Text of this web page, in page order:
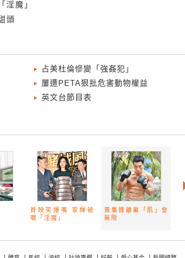
淫魔」
頭
占美杜倫慘變「強姦犯」
屢遭PETA狠批危害動物權益
英文台節目表
首映笑爆嘴 家輝被
嘲「淫魔」
黃集鋒離巢「肌」會
無限